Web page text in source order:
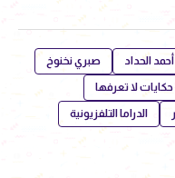
الحداد صبري نخنوخ
حكايات لا تعرفها
الدراما التلفزيونية